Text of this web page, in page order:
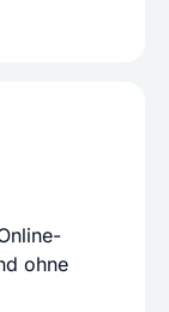
ohne